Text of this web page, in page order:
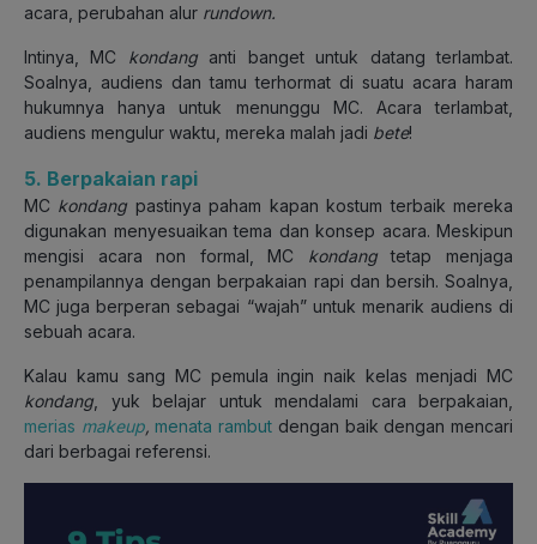
acara, perubahan alur rundown.
Intinya, MC kondanganti banget untuk datang terlambat.
Soalnya, audiens dan tamu terhormat di suatu acara haram
hukumnya hanya untuk menunggu MC. Acara terlambat,
audiens mengulur waktu, mereka malah jadi bete!
5. Berpakaian rapi
MC kondang pastinya paham kapan kostum terbaik mereka
digunakan menyesuaikan tema dan konsep acara. Meskipun
mengisi acara non formal, MC kondangtetap menjaga
penampilannya dengan berpakaian rapi dan bersih. Soalnya,
MC juga berperan sebagai “wajah” untuk menarik audiens di
sebuah acara.
Kalau kamu sang MC pemula ingin naik kelas menjadi MC
kondang , yuk belajar untuk mendalami cara berpakaian,
merias makeup,menata rambut dengan baik dengan mencari
dari berbagai referensi.